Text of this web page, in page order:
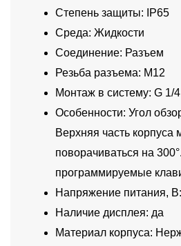
Степень защиты: IP65
Среда: Жидкости
Соединение: Разъем
Резьба разъема: M12
Монтаж в систему: G 1/4
Особенности: Угол
Верхняя часть корпуса
поворачиваться на
программируемые
Напряжение питания,
Наличие дисплея: да
Материал корпуса: